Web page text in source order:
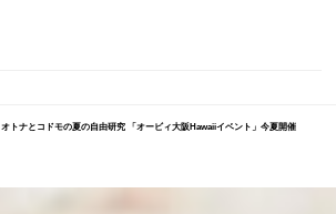
オトナとコドモの夏の自由研究 「オービィ大阪Hawaiiイベント」今夏開催